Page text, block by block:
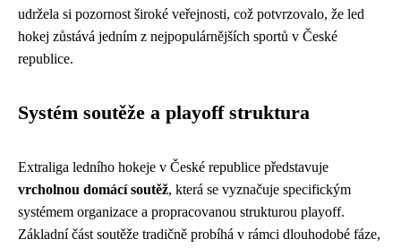
udržela si pozornost široké veřejnosti, což potvrzovalo, že led
hokej zůstává jedním z nejpopulárnějších sportů v České
republice.
Systém soutěže a playoff struktura
Extraliga ledního hokeje v České republice představuje
vrcholnou domácí soutěž, která se vyznačuje specifickým
systémem organizace a propracovanou strukturou playoff.
Základní část soutěže tradičně probíhá v rámci dlouhodobé fáze,